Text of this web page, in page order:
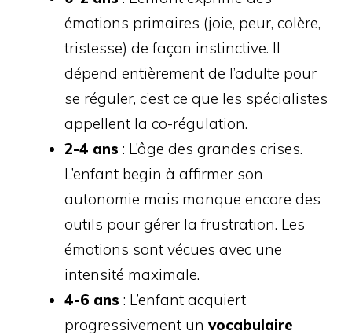
émotions primaires (joie, peur, colère,
tristesse) de façon instinctive. Il
dépend entièrement de l’adulte pour
se réguler, c’est ce que les spécialistes
appellent la co-régulation.
2-4 ans : L’âge des grandes crises.
L’enfant begin à affirmer son
autonomie mais manque encore des
outils pour gérer la frustration. Les
émotions sont vécues avec une
intensité maximale.
4-6 ans : L’enfant acquiert
progressivement un vocabulaire